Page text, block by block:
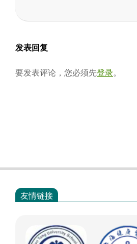
06-
发表回复
要发表评论，您必须先登录。
友情链接